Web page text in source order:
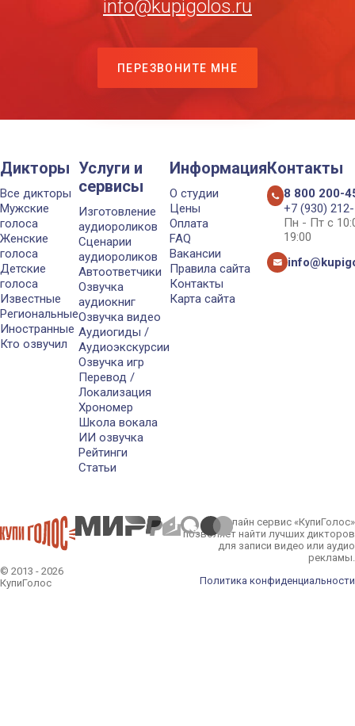
info@kupigolos.ru
ПЕРЕЗВОНИТЕ МНЕ
Дикторы
Все дикторы
Мужские
голоса
Женские
голоса
Детские
голоса
Известные
Региональные
Иностранные
Кто озвучил
Услуги и
сервисы
Изготовление
аудиороликов
Сценарии
аудиороликов
Автоответчики
Озвучка
аудиокниг
Озвучка видео
Аудиогиды /
Аудиоэкскурсии
Озвучка игр
Перевод /
Локализация
Хрономер
Школа вокала
ИИ озвучка
Рейтинги
Статьи
Информация
О студии
Цены
Оплата
FAQ
Вакансии
Правила сайта
Контакты
Карта сайта
Контакты
8 800 200-
+7 (930)
Пн - Пт с
19:00
© 2013 - 2026
КупиГолос
Онлайн сервис «КупиГолос»
позволяет найти лучших дикторов
для записи видео или аудио
рекламы.
Политика конфиденциальности